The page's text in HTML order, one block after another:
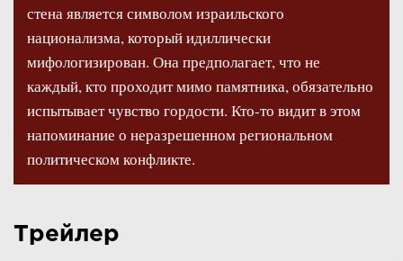
стена является символом израильского
национализма, который идиллически
мифологизирован. Она предполагает, что не
каждый, кто проходит мимо памятника, обязательно
испытывает чувство гордости. Кто-то видит в этом
напоминание о неразрешенном региональном
политическом конфликте.
Трейлер